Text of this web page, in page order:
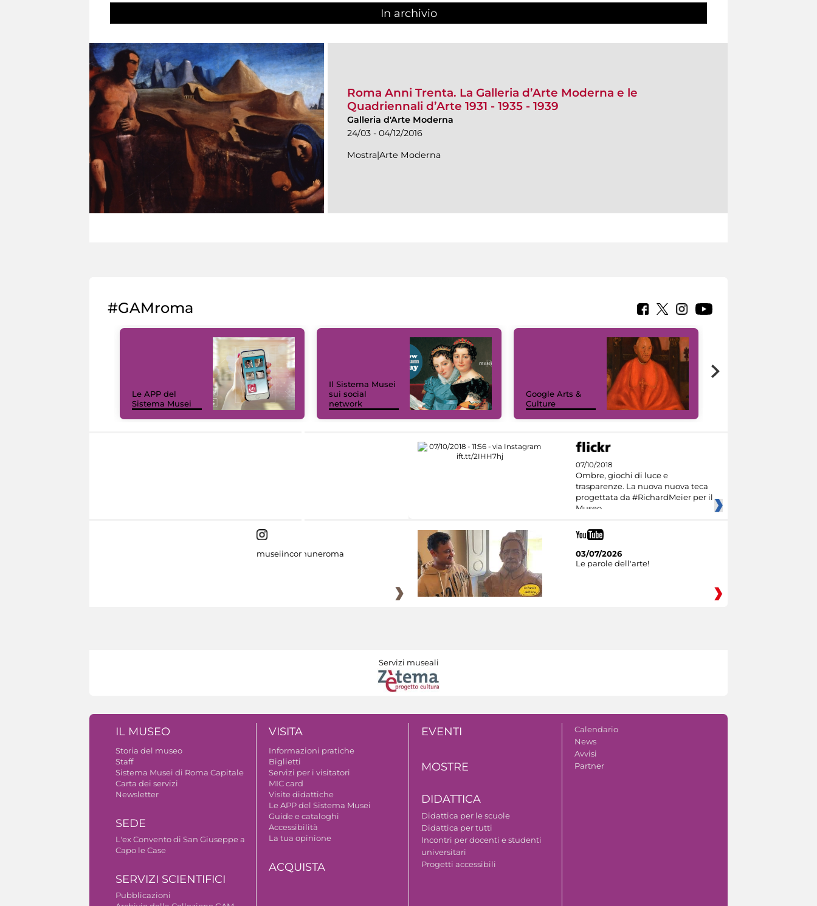
In archivio
Roma Anni Trenta. La Galleria d’Arte Moderna e le
Quadriennali d’Arte 1931 - 1935 - 1939
Galleria d'Arte Moderna
24/03 - 04/12/2016
Mostra|Arte Moderna
#GAMroma
Le APP del
Sistema Musei
Il Sistema Musei
sui social
network
Google Arts &
Culture
07/10/2018
Ombre, giochi di luce e
trasparenze. La nuova nuova teca
progettata da #RichardMeier per il
Museo
museiincomuneroma
03/07/2026
Le parole dell'arte!
Servizi museali
IL MUSEO
Storia del museo
Staff
Sistema Musei di Roma Capitale
Carta dei servizi
Newsletter
SEDE
L'ex Convento di San Giuseppe a
Capo le Case
SERVIZI SCIENTIFICI
Pubblicazioni
VISITA
Informazioni pratiche
Biglietti
Servizi per i visitatori
MIC card
Visite didattiche
Le APP del Sistema Musei
Guide e cataloghi
Accessibilità
La tua opinione
ACQUISTA
EVENTI
MOSTRE
DIDATTICA
Didattica per le scuole
Didattica per tutti
Incontri per docenti e studenti
universitari
Progetti accessibili
Calendario
News
Avvisi
Partner